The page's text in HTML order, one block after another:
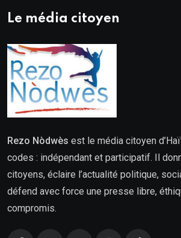
Le média citoyen
Rezo Nòdwès est le média citoyen
codes : indépendant et participatif. Il
citoyens, éclaire l’actualité politique,
défend avec force une presse libre,
compromis.